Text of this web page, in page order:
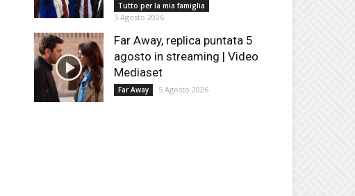
Tutto per la mia famiglia
5 Agosto 2026
Far Away, replica puntata 5
agosto in streaming | Video
Mediaset
Far Away 5 Agosto 2026